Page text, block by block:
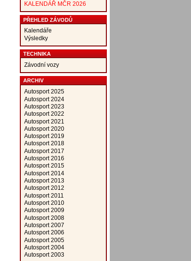
KALENDÁŘ MČR 2026
PŘEHLED ZÁVODŮ
Kalendáře
Výsledky
TECHNIKA
Závodní vozy
ARCHIV
Autosport 2025
Autosport 2024
Autosport 2023
Autosport 2022
Autosport 2021
Autosport 2020
Autosport 2019
Autosport 2018
Autosport 2017
Autosport 2016
Autosport 2015
Autosport 2014
Autosport 2013
Autosport 2012
Autosport 2011
Autosport 2010
Autosport 2009
Autosport 2008
Autosport 2007
Autosport 2006
Autosport 2005
Autosport 2004
Autosport 2003